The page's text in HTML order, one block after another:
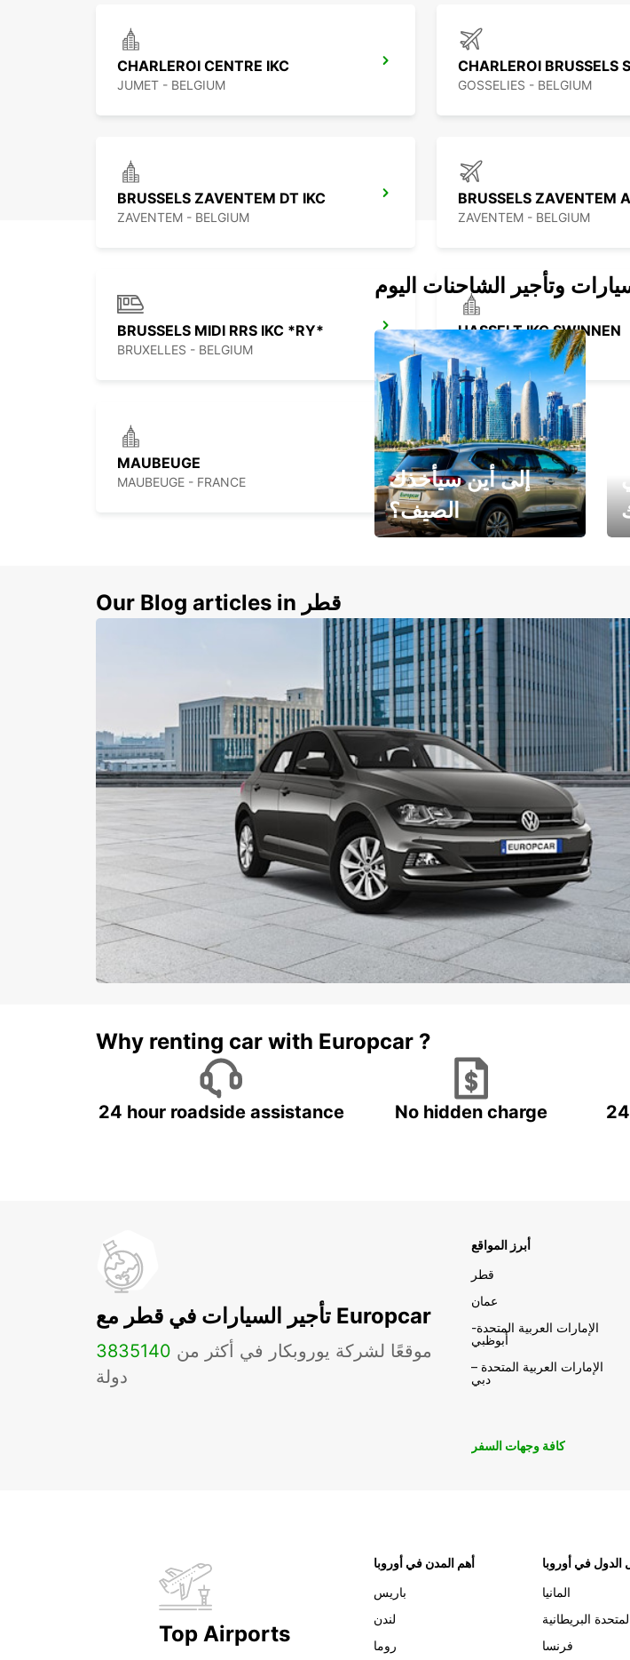
CHARLEROI CENTRE IKC
JUMET - BELGIUM GOSSELIES - BELGIUM
BRUSSELS ZAVENTEM DT IKC
ZAVENTEM - BELGIUM ZAVENTEM - BELGIUM
BRUSSELS MIDI RRS IKC *RY*
BRUXELLES - BELGIUM
HASSELT IKC SWINNEN
HASSELT - BELGIUM
MAUBEUGE
MAUBEUGE - FRANCE
إلى أين سيأخذك
الصيف؟
Our Blog articles in قطر
Why renting car with Europcar ?
24 hour roadside assistance No hidden charge
تأجير السيارات في قطر مع Europcar
3835 موقعًا لشركة يوروبكار في أكثر من 140
دولة
أبرز المواقع
قطر
عمان
الإمارات العربية المتحدة-
أبوظبي
الإمارات العربية المتحدة –
دبي
كافة وجهات السفر
Top Airports
أهم المدن في أوروبا
باريس
لندن
روما
في أوروبا
المانيا
البريطانية
فرنسا